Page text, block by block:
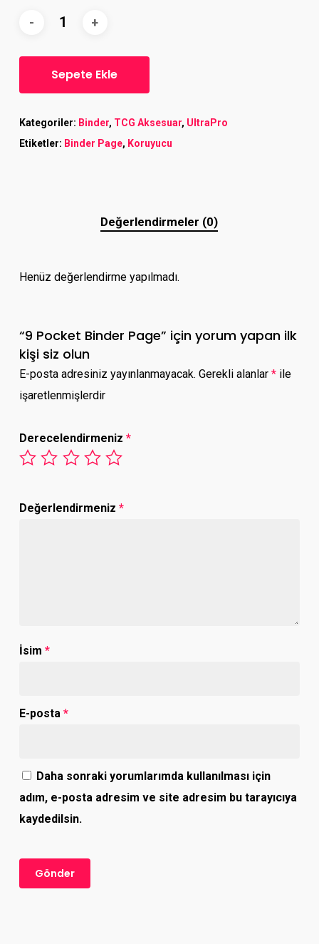
Sepete Ekle
Kategoriler: Binder, TCG Aksesuar, UltraPro
Etiketler: Binder Page, Koruyucu
Değerlendirmeler (0)
Henüz değerlendirme yapılmadı.
“9 Pocket Binder Page” için yorum yapan ilk
kişi siz olun
E-posta adresiniz yayınlanmayacak. Gerekli alanlar *ile
işaretlenmişlerdir
Derecelendirmeniz *
Değerlendirmeniz *
İsim *
E-posta *
Daha sonraki yorumlarımda kullanılması için
adım, e-posta adresim ve site adresim bu tarayıcıya
kaydedilsin.